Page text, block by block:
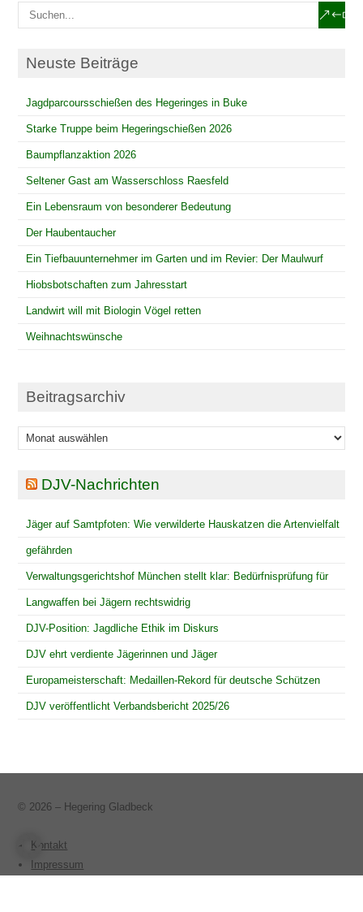
Neuste Beiträge
Jagdparcoursschießen des Hegeringes in Buke
Starke Truppe beim Hegeringschießen 2026
Baumpflanzaktion 2026
Seltener Gast am Wasserschloss Raesfeld
Ein Lebensraum von besonderer Bedeutung
Der Haubentaucher
Ein Tiefbauunternehmer im Garten und im Revier: Der Maulwurf
Hiobsbotschaften zum Jahresstart
Landwirt will mit Biologin Vögel retten
Weihnachtswünsche
Beitragsarchiv
Beitragsarchiv
DJV-Nachrichten
Jäger auf Samtpfoten: Wie verwilderte Hauskatzen die Artenvielfalt
gefährden
Verwaltungsgerichtshof München stellt klar: Bedürfnisprüfung für
Langwaffen bei Jägern rechtswidrig
DJV-Position: Jagdliche Ethik im Diskurs
DJV ehrt verdiente Jägerinnen und Jäger
Europameisterschaft: Medaillen-Rekord für deutsche Schützen
DJV veröffentlicht Verbandsbericht 2025/26
© 2026 – Hegering Gladbeck
Kontakt
Impressum